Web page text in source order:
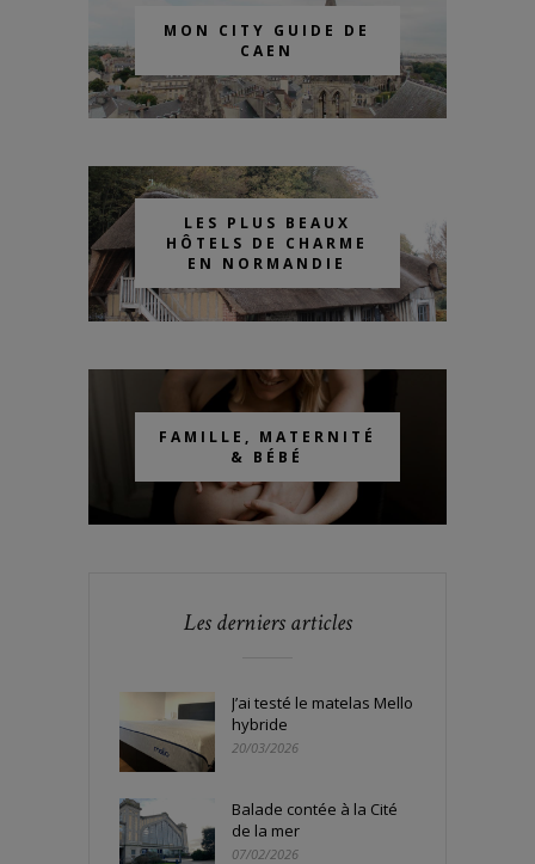
MON CITY GUIDE DE
CAEN
LES PLUS BEAUX
HÔTELS DE CHARME
EN NORMANDIE
FAMILLE, MATERNITÉ
& BÉBÉ
Les derniers articles
J’ai testé le matelas Mello
hybride
20/03/2026
Balade contée à la Cité
de la mer
07/02/2026